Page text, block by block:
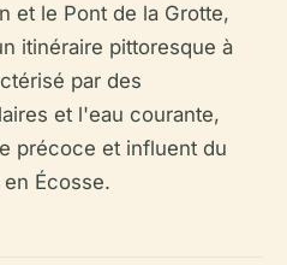
et le Pont de la Grotte,
itinéraire pittoresque à
par des
et l'eau courante,
précoce et influent du
Écosse.